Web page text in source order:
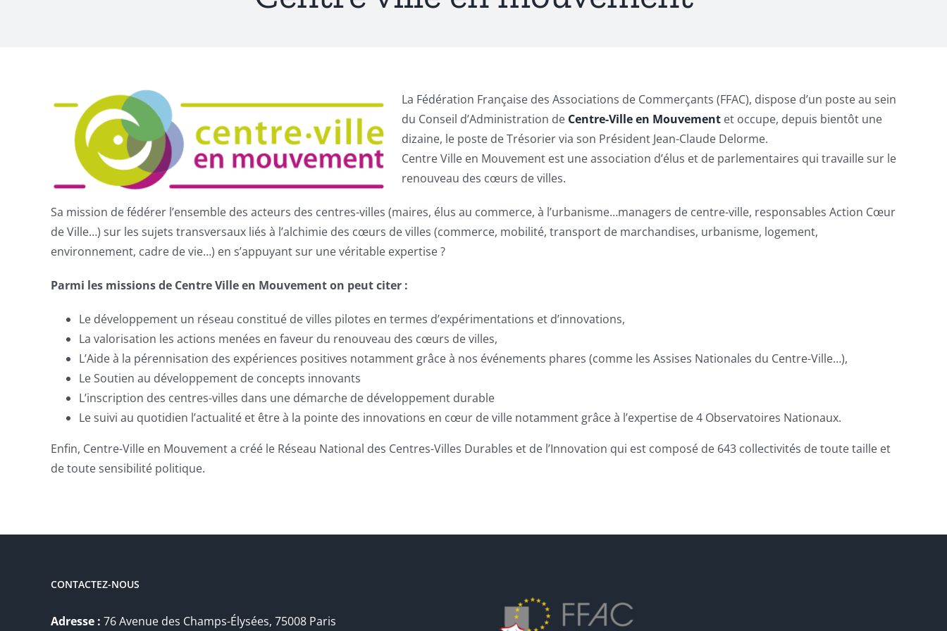
La Fédération Française des Associations de Commerçants (FFAC), dispose d’un poste au sein
du Conseil d’Administration de Centre-Ville en Mouvement et occupe, depuis bientôt une
dizaine, le poste de Trésorier via son Président Jean-Claude Delorme.
Centre Ville en Mouvement est une association d’élus et de parlementaires qui travaille sur le
renouveau des cœurs de villes.
Sa mission de fédérer l’ensemble des acteurs des centres-villes (maires, élus au commerce, à l’urbanisme…managers de centre-ville, responsables Action Cœur
de Ville…) sur les sujets transversaux liés à l’alchimie des cœurs de villes (commerce, mobilité, transport de marchandises, urbanisme, logement,
environnement, cadre de vie…) en s’appuyant sur une véritable expertise ?
Parmi les missions de Centre Ville en Mouvement on peut citer :
Le développement un réseau constitué de villes pilotes en termes d’expérimentations et d’innovations,
La valorisation les actions menées en faveur du renouveau des cœurs de villes,
L’Aide à la pérennisation des expériences positives notamment grâce à nos événements phares (comme les Assises Nationales du Centre-Ville…),
Le Soutien au développement de concepts innovants
L’inscription des centres-villes dans une démarche de développement durable
Le suivi au quotidien l’actualité et être à la pointe des innovations en cœur de ville notamment grâce à l’expertise de 4 Observatoires Nationaux.
Enfin, Centre-Ville en Mouvement a créé le Réseau National des Centres-Villes Durables et de l’Innovation qui est composé de 643 collectivités de toute taille et
de toute sensibilité politique.
CONTACTEZ-NOUS
Adresse : 76 Avenue des Champs-Élysées, 75008 Paris